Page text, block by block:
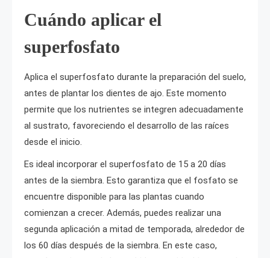
Cuándo aplicar el
superfosfato
Aplica el superfosfato durante la preparación del suelo,
antes de plantar los dientes de ajo. Este momento
permite que los nutrientes se integren adecuadamente
al sustrato, favoreciendo el desarrollo de las raíces
desde el inicio.
Es ideal incorporar el superfosfato de 15 a 20 días
antes de la siembra. Esto garantiza que el fosfato se
encuentre disponible para las plantas cuando
comienzan a crecer. Además, puedes realizar una
segunda aplicación a mitad de temporada, alrededor de
los 60 días después de la siembra. En este caso,